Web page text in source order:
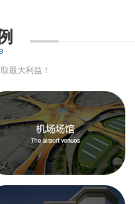
最大利益！